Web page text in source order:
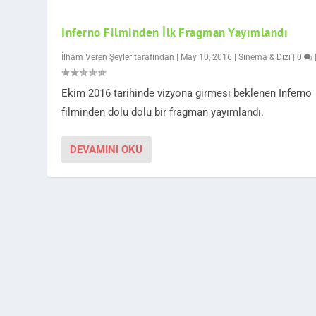
Inferno Filminden İlk Fragman Yayımlandı
İlham Veren Şeyler tarafından | May 10, 2016 |Sinema & Dizi |0
Ekim 2016 tarihinde vizyona girmesi beklenen Inferno
filminden dolu dolu bir fragman yayımlandı.
DEVAMINI OKU